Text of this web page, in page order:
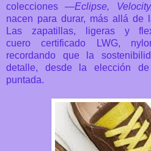
colecciones —Eclipse,
nacen para durar, más allá de
Las zapatillas, ligeras y
cuerocertificado LWG,
recordando que la
detalle, desde la elección
puntada.